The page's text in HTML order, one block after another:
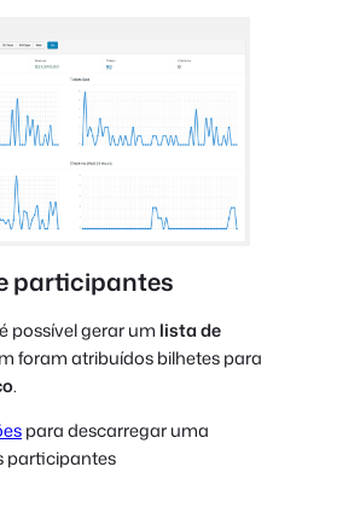
participantes
possível gerar um lista de
foram atribuídos bilhetes para
.
para descarregar uma
participantes